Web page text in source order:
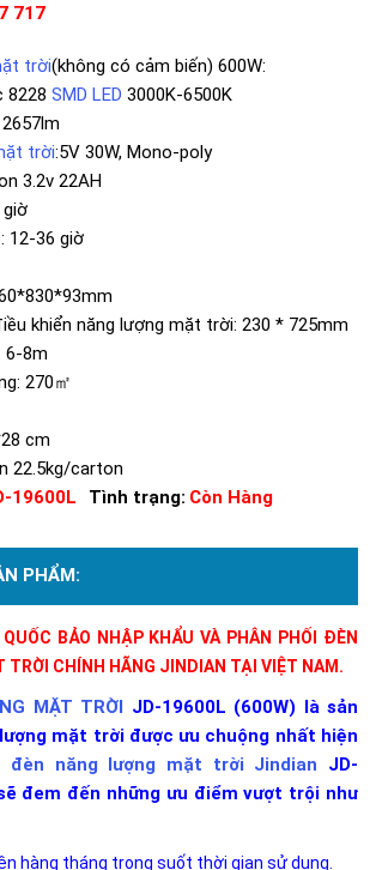
717
trời(không có cảm biến) 600W:
8228 SMD LED 3000K-6500K
trời:5V 30W, Mono-poly
3.2v 22AH
giờ
12-36 giờ
khiển năng lượng mặt trời: 230 * 725mm
6-8m
270㎡
cm
22.5kg/carton
19600L Tình trạng: Còn Hàng
PHẨM:
BẢO NHẬP KHẨU VÀ PHÂN PHỐI ĐÈN
TRỜI CHÍNH HÃNG JINDIAN TẠI VIỆT NAM.
MẶT TRỜI JD-19600L (600W) là sản
mặt trời được ưu chuộng nhất hiện
đèn năng lượng mặt trời Jindian
JD-
đem đến những ưu điểm vượt trội như
hàng tháng trong suốt thời gian sử dụng.